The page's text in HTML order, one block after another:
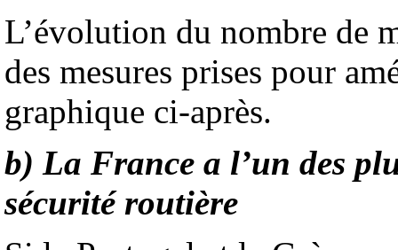
L’évolution du nombre de
des mesures prises pour
graphique ci-après.
b) La France a l’un des
sécurité routière